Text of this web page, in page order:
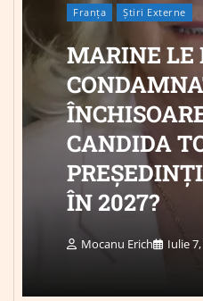
Franța Știri Externe
MARINE LE
CANDIDA
ÎN 2027?
Mocanu Erich Iulie